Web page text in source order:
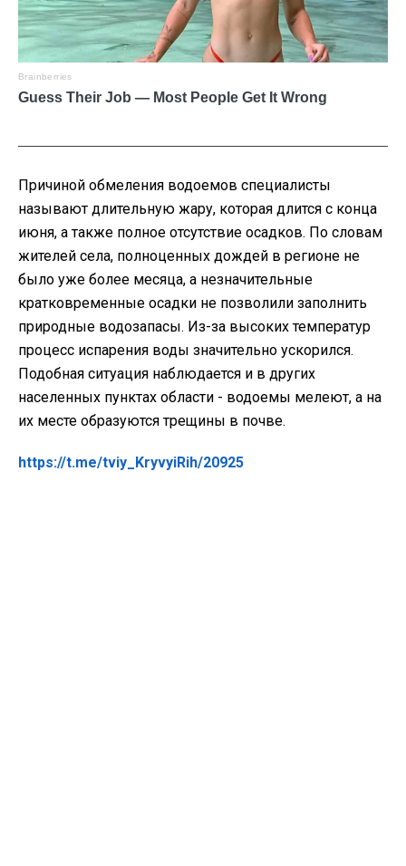
Причиной обмеления водоемов специалисты
называют длительную жару, которая длится с конца
июня, а также полное отсутствие осадков. По словам
жителей села, полноценных дождей в регионе не
было уже более месяца, а незначительные
кратковременные осадки не позволили заполнить
природные водозапасы. Из-за высоких температур
процесс испарения воды значительно ускорился.
Подобная ситуация наблюдается и в других
населенных пунктах области - водоемы мелеют, а на
их месте образуются трещины в почве.
https://t.me/tviy_KryvyiRih/20925